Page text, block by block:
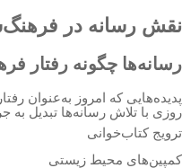
نقش رسانه در
رسانه‌ها چگونه رفتار
پدیده‌هایی که امروز به‌عنوان
روزی با تلاش رسانه‌ها تبدیل به
ترویج کتاب‌خوانی
کمپین‌های محیط زیستی